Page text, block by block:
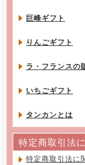
巨峰ギフト
りんごギフト
ラ・フランスの
いちごギフト
タンカンとは
特定商取引法
特定商取引法に